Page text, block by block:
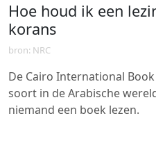
Hoe houd ik een
korans
bron: NRC
De Cairo International
soort in de Arabische
niemand een boek lezen.